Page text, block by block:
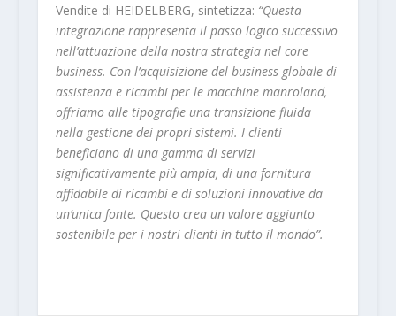
Vendite di HEIDELBERG, sintetizza: “Questa
integrazione rappresenta il passo logico successivo
nell’attuazione della nostra strategia nel core
business. Con l’acquisizione del business globale di
assistenza e ricambi per le macchine manroland,
offriamo alle tipografie una transizione fluida
nella gestione dei propri sistemi. I clienti
beneficiano di una gamma di servizi
significativamente più ampia, di una fornitura
affidabile di ricambi e di soluzioni innovative da
un’unica fonte. Questo crea un valore aggiunto
sostenibile per i nostri clienti in tutto il mondo”.